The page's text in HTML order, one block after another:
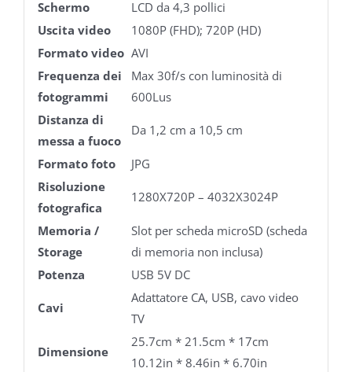
Schermo
LCD da 4,3 pollici
Uscita video
1080P (FHD); 720P (HD)
Formato video AVI
Frequenza dei
fotogrammi
Max 30f/s con luminosità di
600Lus
Distanza di
messa a fuoco
Da 1,2 cm a 10,5 cm
Formato foto
JPG
Risoluzione
fotografica
1280X720P – 4032X3024P
Memoria /
Storage
Slot per scheda microSD (scheda
di memoria non inclusa)
Potenza
USB 5V DC
Cavi
Adattatore CA, USB, cavo video
TV
Dimensione
25.7cm * 21.5cm * 17cm
10.12in * 8.46in * 6.70in